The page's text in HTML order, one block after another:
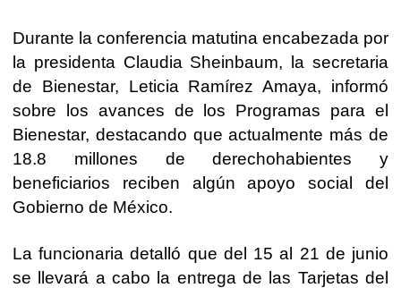
Durante la conferencia matutina encabezada por
la presidenta Claudia Sheinbaum, la secretaria
de Bienestar, Leticia Ramírez Amaya, informó
sobre los avances de los Programas para el
Bienestar, destacando que actualmente más de
18.8 millones de derechohabientes y
beneficiarios reciben algún apoyo social del
Gobierno de México.
La funcionaria detalló que del 15 al 21 de junio
se llevará a cabo la entrega de las Tarjetas del